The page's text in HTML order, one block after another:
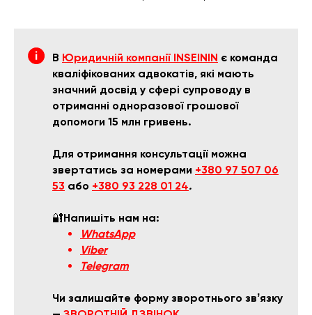
В Юридичній компанії INSEININ є команда
кваліфікованих адвокатів, які мають
значний досвід у сфері супроводу в
отриманні одноразової грошової
допомоги 15 млн гривень.
Для отримання консультації можна
звертатись за номерами +380 97 507 06
53 або +380 93 228 01 24.
🔐Напишіть нам на:
WhatsApp
Viber
Telegram
Чи залишайте форму зворотнього звʼязку